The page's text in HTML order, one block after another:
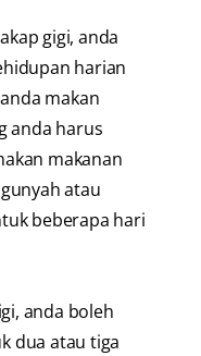
gigi, anda
harian
makan
anda harus
makanan
atau
beberapa hari
anda boleh
dua atau tiga